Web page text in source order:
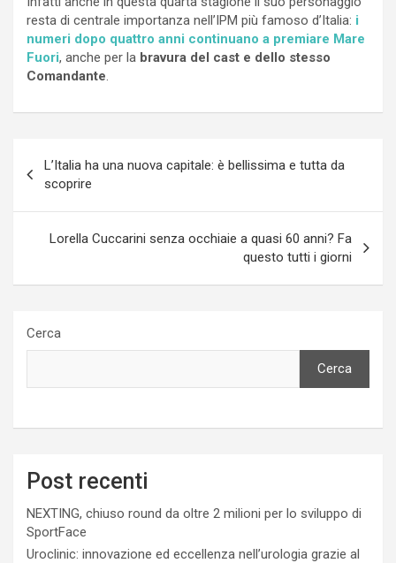
resta di centrale importanza nell’IPM più famoso d’Italia: i
numeri dopo quattro anni continuano a premiare Mare
Fuori, anche per la bravura del cast e dello stesso
Comandante.
articoli
L’Italia ha una nuova capitale: è bellissima e tutta da
scoprire
Lorella Cuccarini senza occhiaie a quasi 60 anni? Fa
questo tutti i giorni
Cerca
Cerca
Post recenti
NEXTING, chiuso round da oltre 2 milioni per lo sviluppo di
SportFace
Uroclinic: innovazione ed eccellenza nell’urologia grazie al